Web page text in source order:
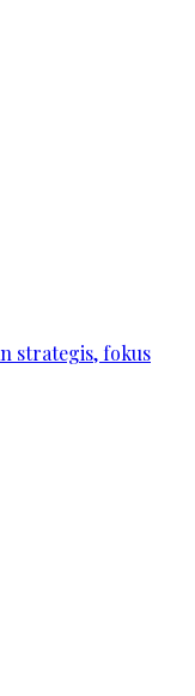
strategis, fokus